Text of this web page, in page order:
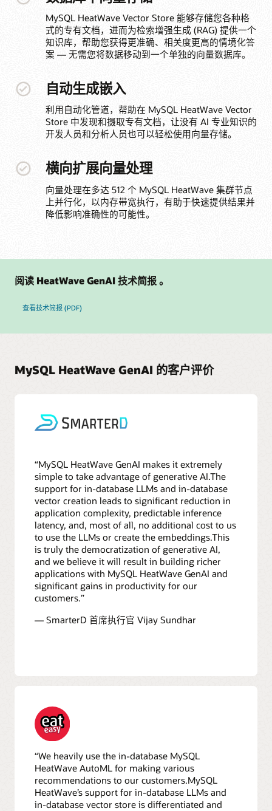
MySQL HeatWave Vector Store 能够存储您各种格
式的专有文档，进而为检索增强生成 (RAG) 提供一个
知识库，帮助您获得更准确、相关度更高的情境化答
案 — 无需您将数据移动到一个单独的向量数据库。
自动生成嵌入
利用自动化管道，帮助在 MySQL HeatWave Vector
Store 中发现和摄取专有文档，让没有 AI 专业知识的
开发人员和分析人员也可以轻松使用向量存储。
横向扩展向量处理
向量处理在多达 512 个 MySQL HeatWave 集群节点
上并行化，以内存带宽执行，有助于快速提供结果并
降低影响准确性的可能性。
阅读 HeatWave GenAI 技术简报 。
查看技术简报 (PDF)
MySQL HeatWave GenAI 的客户评价
“MySQL HeatWave GenAI makes it extremely
simple to take advantage of generative AI.The
support for in-database LLMs and in-database
vector creation leads to significant reduction in
application complexity, predictable inference
latency, and, most of all, no additional cost to us
to use the LLMs or create the embeddings.This
is truly the democratization of generative AI,
and we believe it will result in building richer
applications with MySQL HeatWave GenAI and
significant gains in productivity for our
customers.”
— SmarterD 首席执行官 Vijay Sundhar
“We heavily use the in-database MySQL
HeatWave AutoML for making various
recommendations to our customers.MySQL
HeatWave’s support for in-database LLMs and
in-database vector store is differentiated and